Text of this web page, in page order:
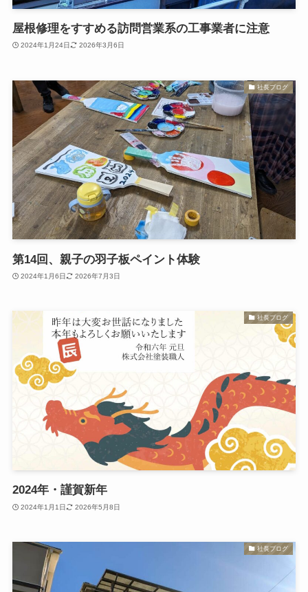
屋根修理をすすめる訪問営業系の工事業者に注意
2024年1月24日 2026年3月6日
社長ブログ
第14回、親子の羽子板ペイント体験
2024年1月6日 2026年7月3日
社長ブログ
2024年・謹賀新年
2024年1月1日 2026年5月8日
社長ブログ